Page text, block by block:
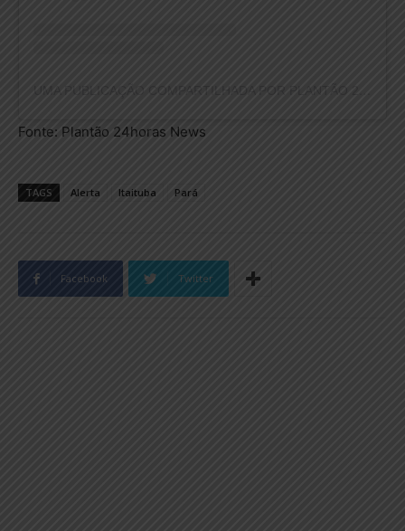
Fonte: Plantão 24horas News
TAGS Alerta Itaituba Pará
Facebook Twitter